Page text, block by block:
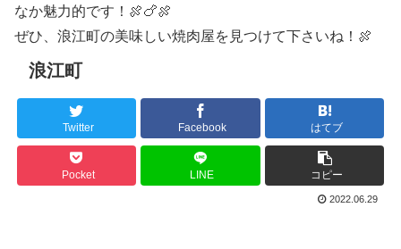
なか魅力的です！🍖🍗🍖
ぜひ、浪江町の美味しい焼肉屋を見つけて下さいね！🍖
浪江町
Twitter Facebook はてブ
Pocket LINE コピー
2022.06.29